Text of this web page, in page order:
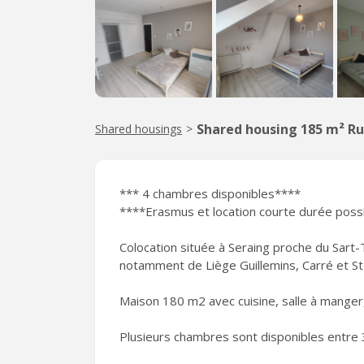
Shared housings > Shared housing 185 m²
*** 4 chambres disponibles****
****Erasmus et location courte durée
Colocation située à Seraing proche du
notamment de Liège Guillemins, Carré et
Maison 180 m2 avec cuisine, salle à
Plusieurs chambres sont disponibles